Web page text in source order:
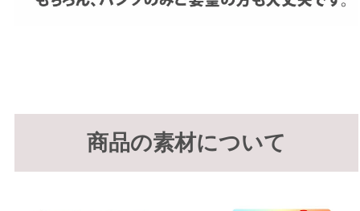
商品の素材について